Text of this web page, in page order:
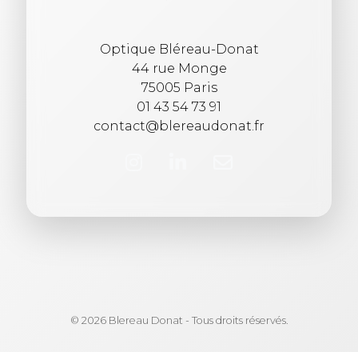
Optique Bléreau-Donat
44 rue Monge
75005 Paris
01 43 54 73 91
contact@blereaudonat.fr
© 2026 Blereau Donat - Tous droits réservés.